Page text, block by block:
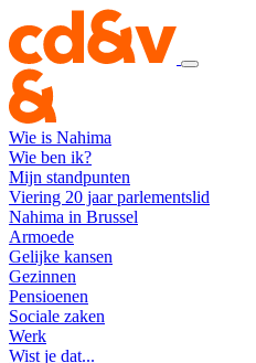
Wie is Nahima
Wie ben ik?
Mijn standpunten
Viering 20 jaar parlementslid
Nahima in Brussel
Armoede
Gelijke kansen
Gezinnen
Pensioenen
Sociale zaken
Werk
Wist je dat...